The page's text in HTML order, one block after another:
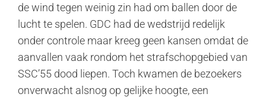
de wind tegen weinig zin had om ballen door de
lucht te spelen. GDC had de wedstrijd redelijk
onder controle maar kreeg geen kansen omdat de
aanvallen vaak rondom het strafschopgebied van
SSC’55 dood liepen. Toch kwamen de bezoekers
onverwacht alsnog op gelijke hoogte, een